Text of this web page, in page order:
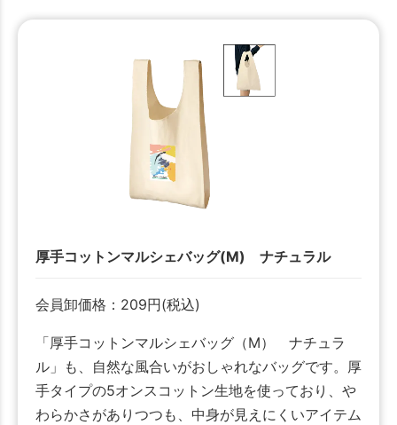
厚手コットンマルシェバッグ(M) ナチュラル
会員卸価格： 209円(税込)
「厚手コットンマルシェバッグ（M） ナチュラ
ル」も、自然な風合いがおしゃれなバッグです。厚
手タイプの5オンスコットン生地を使っており、や
わらかさがありつつも、中身が見えにくいアイテム